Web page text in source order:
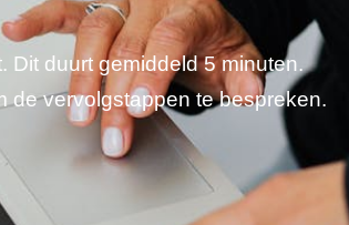
duurt gemiddeld 5 minuten.
de vervolgstappen te bespreken.